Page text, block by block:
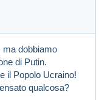
ma dobbiamo
di Putin.
il Popolo Ucraino!
qualcosa?